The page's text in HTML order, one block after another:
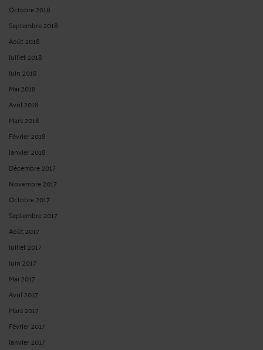
Octobre 2018
Septembre 2018
Août 2018
Juillet 2018
Juin 2018
Mai 2018
Avril 2018
Mars 2018
Février 2018
Janvier 2018
Décembre 2017
Novembre 2017
Octobre 2017
Septembre 2017
Août 2017
Juillet 2017
Juin 2017
Mai 2017
Avril 2017
Mars 2017
Février 2017
Janvier 2017